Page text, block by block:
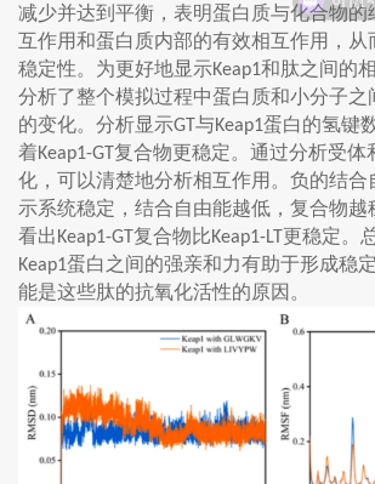
减少并达到平衡，表明蛋白质与化合物的
互作用和蛋白质内部的有效相互作用，从
稳定性。为更好地显示Keap1和肽之间的
分析了整个模拟过程中蛋白质和小分子之
的变化。分析显示GT 与Keap1蛋白的氢键
着Keap1-GT 复合物更稳定。通过分析受体
化，可以清楚地分析相互作用。负的结合
示系统稳定，结合自由能越低，复合物越
看出 Keap1-GT 复合物比Keap1-LT 更稳定。
Keap1蛋白之间的强亲和力有助于形成稳
能是这些肽的抗氧化活性的原因。